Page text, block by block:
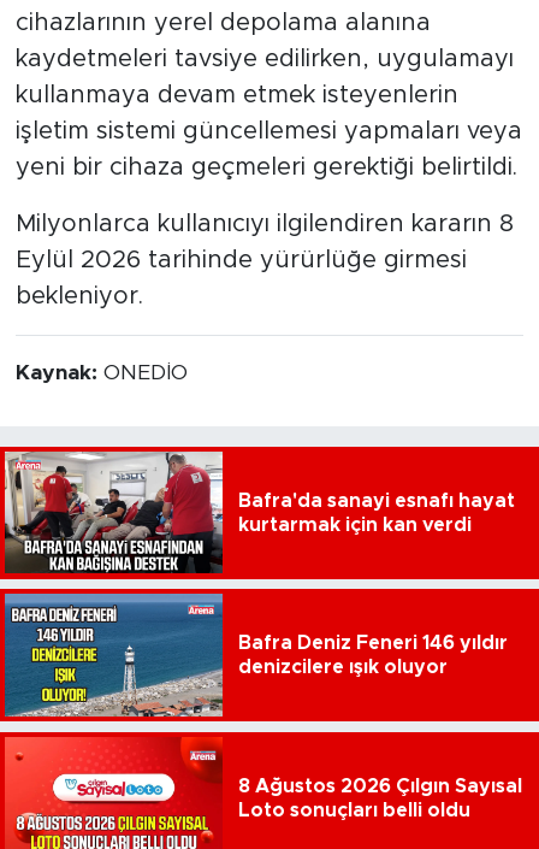
cihazlarının yerel depolama alanına
kaydetmeleri tavsiye edilirken, uygulamayı
kullanmaya devam etmek isteyenlerin
işletim sistemi güncellemesi yapmaları veya
yeni bir cihaza geçmeleri gerektiği belirtildi.
Milyonlarca kullanıcıyı ilgilendiren kararın 8
Eylül 2026 tarihinde yürürlüğe girmesi
bekleniyor.
Kaynak: ONEDİO
Bafra'da sanayi esnafı hayat
kurtarmak için kan verdi
Bafra Deniz Feneri 146 yıldır
denizcilere ışık oluyor
8 Ağustos 2026 Çılgın Sayısal
Loto sonuçları belli oldu